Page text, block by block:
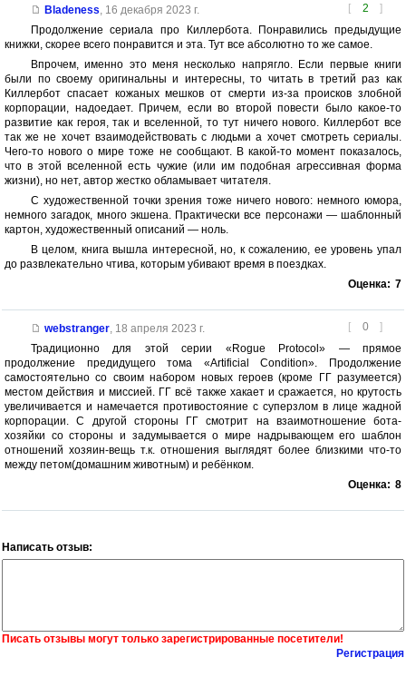
[ 2 ]
Bladeness 16 декабря 2023 г.
Продолжение сериала про Киллербота. Понравились предыдущие
книжки, скорее всего понравится и эта. Тут все абсолютно то же самое.
Впрочем, именно это меня несколько напрягло. Если первые книги
были по своему оригинальны и интересны, то читать в третий раз как
Киллербот спасает кожаных мешков от смерти из-за происков злобной
корпорации, надоедает. Причем, если во второй повести было какое-то
развитие как героя, так и вселенной, то тут ничего нового. Киллербот все
так же не хочет взаимодействовать с людьми а хочет смотреть сериалы.
Чего-то нового о мире тоже не сообщают. В какой-то момент показалось,
что в этой вселенной есть чужие (или им подобная агрессивная форма
жизни), но нет, автор жестко обламывает читателя.
С художественной точки зрения тоже ничего нового: немного юмора,
немного загадок, много экшена. Практически все персонажи — шаблонный
картон, художественный описаний — ноль.
В целом, книга вышла интересной, но, к сожалению, ее уровень упал
до развлекательно чтива, которым убивают время в поездках.
Оценка: 7
[ 0 ]
webstranger, 18 апреля 2023 г.
Традиционно для этой серии «Rogue Protocol» — прямое
продолжение предидущего тома «Artificial Condition». Продолжение
самостоятельно со своим набором новых героев (кроме ГГ разумеется)
местом действия и миссией. ГГ всё также хакает и сражается, но крутость
увеличивается и намечается противостояние с суперзлом в лице жадной
корпорации. С другой стороны ГГ смотрит на взаимотношение бота-
хозяйки со стороны и задумывается о мире надрывающем его шаблон
отношений хозяин-вещь т.к. отношения выглядят более близкими что-то
между петом(домашним животным) и ребёнком.
Оценка: 8
Написать отзыв:
Писать отзывы могут только зарегистрированные посетители!
Регистрация